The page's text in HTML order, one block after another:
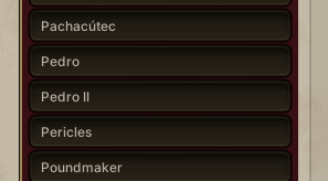
Pachacútec
Pedro
Pedro II
Pericles
Poundmaker